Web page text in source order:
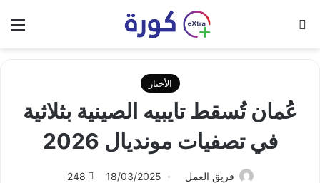
الأخبار
عُمان تُسقط تايبيه الصينية بثلاثية
في تصفيات مونديال 2026
فريق العمل 18/03/2025
248